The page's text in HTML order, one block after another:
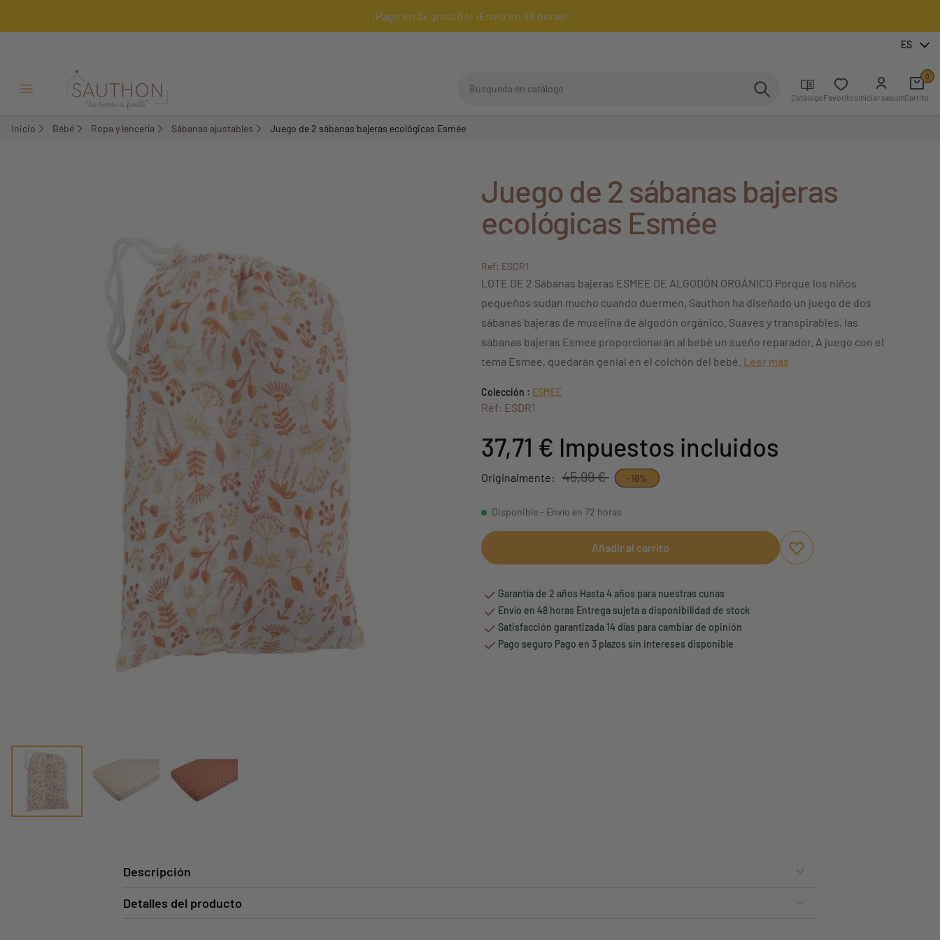
¡Pago en 3x gratuito! ¡Envío en 48 horas!
ES
Menú Abrir/Cerrar CatálogoFavoritosIniciar sesiónCarrito
0
Inicio Bébé Ropa y lencería Sábanas ajustables Juego de 2 sábanas bajeras ecológicas Esmée
Juego de 2 sábanas bajeras
ecológicas Esmée
Ref: ESDR1
LOTE DE 2 Sábanas bajeras ESMEE DE ALGODÓN ORGÁNICO Porque los niños
pequeños sudan mucho cuando duermen, Sauthon ha diseñado un juego de dos
sábanas bajeras de muselina de algodón orgánico. Suaves y transpirables, las
sábanas bajeras Esmee proporcionarán al bebé un sueño reparador. A juego con el
tema Esmee, quedarán genial en el colchón del bebé. Leer más
Colección : ESMEE
Ref: ESDR1
37,71 € Impuestos incluidos
Originalmente: 45,99 € -18%
Disponible - Envío en 72 horas
Añadir al carrito
Aggiungi ai preferiti
borrar favoritos
Garantía de 2 años Hasta 4 años para nuestras cunas
Envío en 48 horas Entrega sujeta a disponibilidad de stock
Satisfacción garantizada 14 días para cambiar de opinión
Pago seguro Pago en 3 plazos sin intereses disponible
Descripción
Detalles del producto